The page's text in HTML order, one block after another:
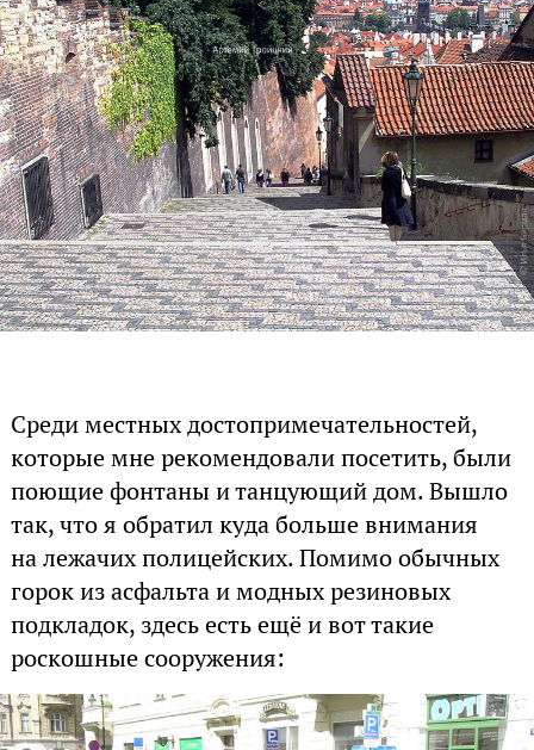
Среди местных достопримечательностей,
которые мне рекомендовали посетить, были
поющие фонтаны и танцующий дом. Вышло
так, что я обратил куда больше внимания
на лежачих полицейских. Помимо обычных
горок из асфальта и модных резиновых
подкладок, здесь есть ещё и вот такие
роскошные сооружения: